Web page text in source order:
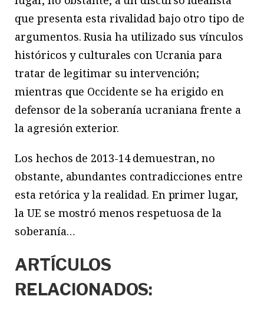
que presenta esta rivalidad bajo otro tipo de
argumentos. Rusia ha utilizado sus vínculos
históricos y culturales con Ucrania para
tratar de legitimar su intervención;
mientras que Occidente se ha erigido en
defensor de la soberanía ucraniana frente a
la agresión exterior.
Los hechos de 2013-14 demuestran, no
obstante, abundantes contradicciones entre
esta retórica y la realidad. En primer lugar,
la UE se mostró menos respetuosa de la
soberanía…
ARTÍCULOS
RELACIONADOS: